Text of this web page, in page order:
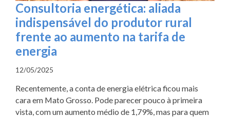
Consultoria energética: aliada
indispensável do produtor rural
frente ao aumento na tarifa de
energia
12/05/2025
Recentemente, a conta de energia elétrica ficou mais
cara em Mato Grosso. Pode parecer pouco à primeira
vista, com um aumento médio de 1,79%, mas para quem